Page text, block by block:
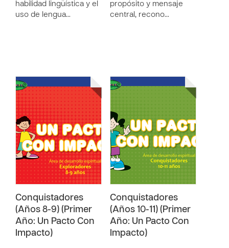
habilidad lingüística y el
uso de lengua…
propósito y mensaje
central, recono…
Conquistadores
(Años 8-9) (Primer
Año: Un Pacto Con
Impacto)
Conquistadores
(Años 10-11) (Primer
Año: Un Pacto Con
Impacto)